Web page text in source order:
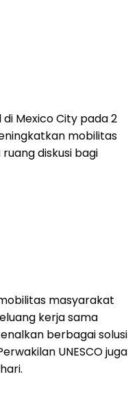
Mexico City pada 2
mobilitas
diskusi bagi
masyarakat
kerja sama
berbagai solusi
UNESCO juga